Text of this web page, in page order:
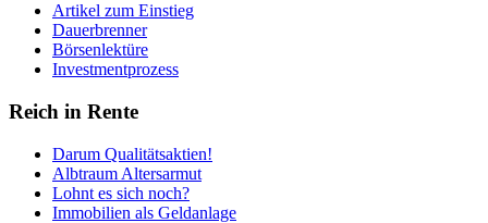
Artikel zum Einstieg
Dauerbrenner
Börsenlektüre
Investmentprozess
Reich in Rente
Darum Qualitätsaktien!
Albtraum Altersarmut
Lohnt es sich noch?
Immobilien als Geldanlage